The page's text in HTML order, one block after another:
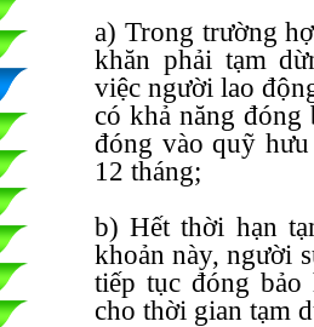
a) Trong trường
khăn phải tạm
việc người lao
có khả năng đóng
đóng vào quỹ
12 tháng;
b) Hết thời hạn
khoản này, người
tiếp tục đóng
cho thời gian tạm